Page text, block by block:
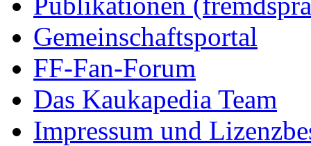
Gemeinschaftsportal
FF-Fan-Forum
Das Kaukapedia Team
Impressum und